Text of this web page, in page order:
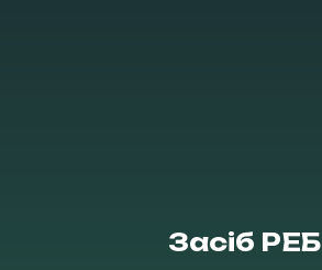
Засіб РЕБ